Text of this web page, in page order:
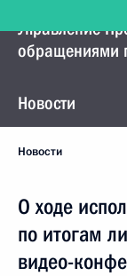
Управление
обращениями
Новости
Новости
О ходе
по итогам
видео-